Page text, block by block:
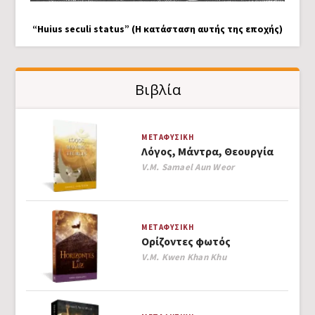
“Huius seculi status” (Η κατάσταση αυτής της εποχής)
Βιβλία
ΜΕΤΑΦΥΣΙΚΉ
Λόγος, Μάντρα, Θεουργία
Author
V.M. Samael Aun Weor
ΜΕΤΑΦΥΣΙΚΉ
Ορίζοντες φωτός
Author
V.M. Kwen Khan Khu